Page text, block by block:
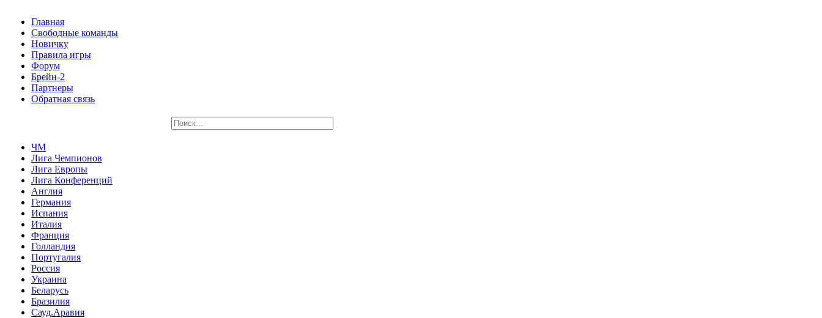
Главная
Свободные команды
Новичку
Правила игры
Форум
Брейн-2
Партнеры
Обратная связь
ЧМ
Лига Чемпионов
Лига Европы
Лига Конференций
Англия
Германия
Испания
Италия
Франция
Голландия
Португалия
Россия
Украина
Беларусь
Бразилия
Сауд.Аравия